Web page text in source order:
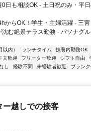
日も相談OK - 土日祝のみ・平
からOK！学生・主婦活躍 - 三
む絶景テラス勤務 - パソナグ
以内） ランチタイム 扶養内勤務OK
夫歓迎 フリーター歓迎 シフト自由
し 経験不問 未経験者歓迎
ブラン
ー越しでの接客